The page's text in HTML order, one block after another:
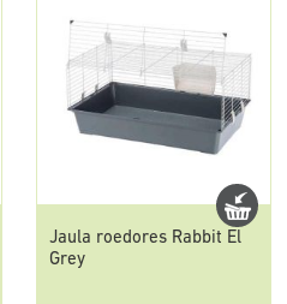
Jaula roedores Rabbit El
Grey